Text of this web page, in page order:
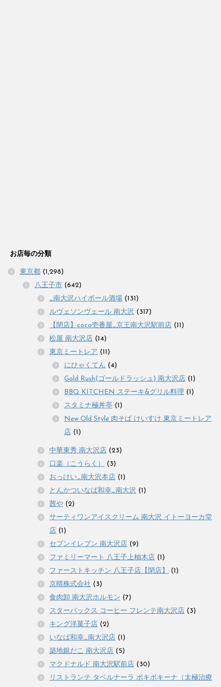
お店毎の分類
東京都 (1,298)
八王子市 (642)
_南大沢ハイボール酒場 (131)
ルヴェソンヴェール 南大沢 (317)
【閉店】coco壱番屋_京王南大沢駅前店 (11)
松屋 南大沢店 (14)
東京ミートレア (11)
にひゃくてん (4)
Gold Rush(ゴールドラッシュ) 南大沢店 (1)
BBQ KITCHEN ステーキ&グリル料理 (1)
スタミナ極丼亭 (1)
New Old Style 肉そば けいすけ 東京ミートレア
店 (1)
中華東秀 南大沢店 (23)
口楽（こうらく）
(3)
おっけい_南大沢本店 (1)
とんかついなば和幸_南大沢 (1)
茜や (2)
サーティワンアイスクリーム 南大沢 イトーヨーカ堂
店 (1)
セブンイレブン 南大沢店 (9)
ファミリーマート 八王子上柚木店 (1)
ファーストキッチン 八王子店【閉店】
(1)
京晴株式会社 (3)
食肉卸 南大沢ホルモン (7)
スターバックス コーヒー フレンテ南大沢店 (3)
キング洋菓子店 (2)
いなば和幸_南大沢店 (1)
築地銀だこ 南大沢店 (5)
マクドナルド 南大沢駅前店 (30)
リストランテ タベルナーラ ボキボキーナ（太極治療